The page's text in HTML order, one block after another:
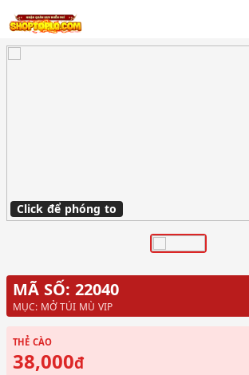
Click để phóng to
MÃ SỐ: 22040
MỤC: MỞ TÚI MÙ VIP
THẺ CÀO
38,000đ